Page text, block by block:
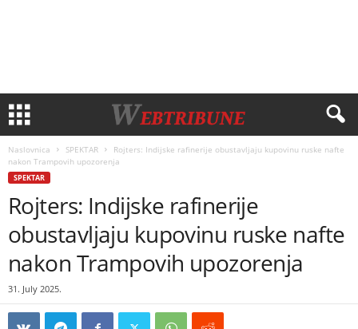
Naslovnica SPEKTAR
Rojters: Indijske rafinerije obustavljaju kupovinu ruske nafte
nakon Trampovih upozorenja
SPEKTAR
Rojters: Indijske rafinerije
obustavljaju kupovinu ruske nafte
nakon Trampovih upozorenja
31. July 2025.